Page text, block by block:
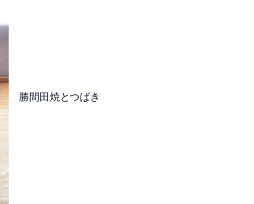
勝間田焼とつばき